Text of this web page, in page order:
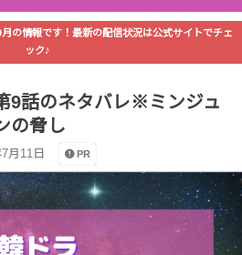
の情報です！最新の配信状況は公式サイトでチェ
ック♪
9話のネタバレ※ミンジュ
の脅し
月11日 PR